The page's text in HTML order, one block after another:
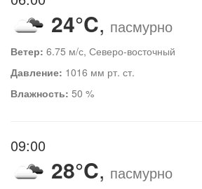
24°C, пасмурно
Ветер: 6.75 м/с, Северо-восточный
Давление: 1016 мм рт. ст.
Влажность: 50 %
09:00
28°C, пасмурно